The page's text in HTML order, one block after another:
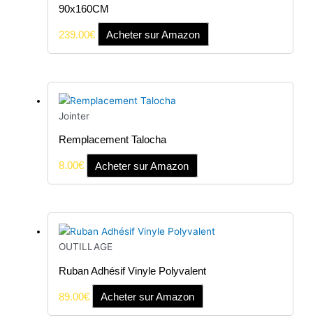
90x160CM
239.00€ Acheter sur Amazon
Jointer
Remplacement Talocha
8.00€ Acheter sur Amazon
OUTILLAGE
Ruban Adhésif Vinyle Polyvalent
89.00€ Acheter sur Amazon